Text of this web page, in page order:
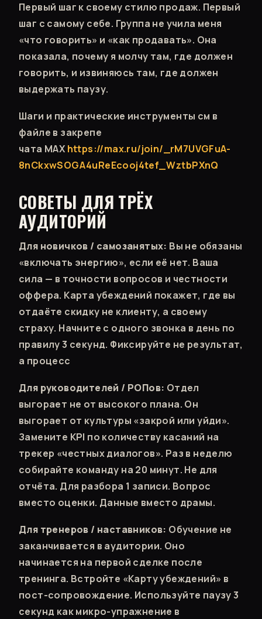
Первый шаг к своему стилю продаж. Первый
шаг с самому себе. Группа не учила меня
«что говорить» и «как продавать». Она
показала, почему я молчу там, где должен
говорить, и извиняюсь там, где должен
выдержать паузу.
Шаги и практические инструменты см в
файле в закрепе
чата МАХ https://max.ru/join/_rM7UVGFuA-
8nCkxwSOGA4uReEcooj4tef_WztbPXnQ
СОВЕТЫ ДЛЯ ТРЁХ
АУДИТОРИЙ
Для новичков / самозанятых: Вы не обязаны
«включать энергию», если её нет. Ваша
сила — в точности вопросов и честности
оффера. Карта убеждений покажет, где вы
отдаёте скидку не клиенту, а своему
страху. Начните с одного звонка в день по
правилу 3 секунд. Фиксируйте не результат,
а процесс
Для руководителей / РОПов: Отдел
выгорает не от высокого плана. Он
выгорает от культуры «закрой или уйди».
Замените KPI по количеству касаний на
трекер «честных диалогов». Раз в неделю
собирайте команду на 20 минут. Не для
отчёта. Для разбора 1 записи. Вопрос
вместо оценки. Данные вместо драмы.
Для тренеров / наставников: Обучение не
заканчивается в аудитории. Оно
начинается на первой сделке после
тренинга. Встройте «Карту убеждений» в
пост-сопровождение. Используйте паузу 3
секунд как микро-упражнение в